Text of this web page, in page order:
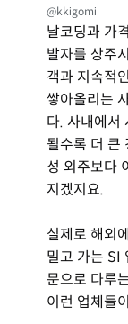
@kkigomi
날코딩과 가
발자를 상주
객과 지속적
쌓아올리는
다. 사내에서
될수록 더 큰
성 외주보다
지겠지요.
실제로 해외
밀고 가는 SI
문으로 다루
이런 업체들